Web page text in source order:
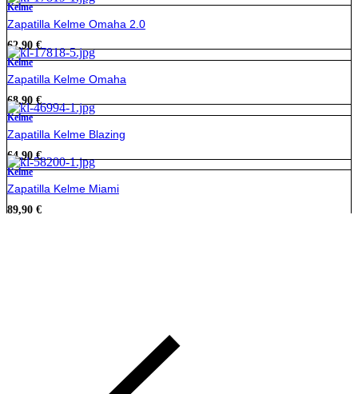
Kelme
Zapatilla Kelme Omaha 2.0
62,90 €
Kelme
Zapatilla Kelme Omaha
68,90 €
Kelme
Zapatilla Kelme Blazing
64,90€
Kelme
Zapatilla Kelme Miami
89,90 €